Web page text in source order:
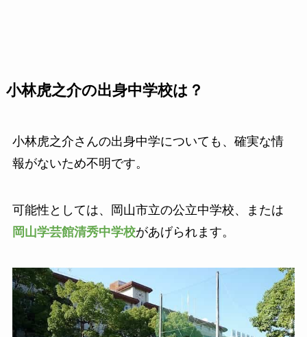
小林虎之介の出身中学校は？
小林虎之介さんの出身中学についても、確実な情
報がないため不明です。
可能性としては、岡山市立の公立中学校、または
岡山学芸館清秀中学校があげられます。